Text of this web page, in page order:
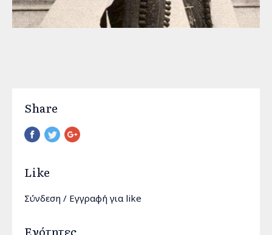
Share
Like
Σύνδεση / Εγγραφή για like
Ενότητες